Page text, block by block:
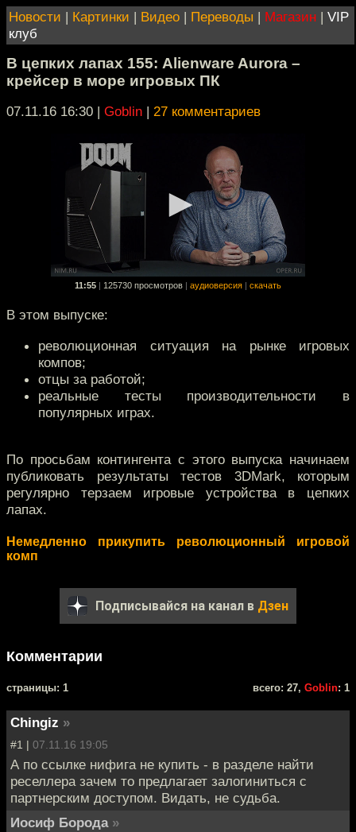
Новости | Картинки | Видео | Переводы | Магазин | VIP
клуб
В цепких лапах 155: Alienware Aurora –
крейсер в море игровых ПК
07.11.16 16:30 | Goblin | 27 комментариев
11:55 125730 просмотров аудиоверсия скачать
В этом выпуске:
революционная ситуация на рынке игровых
компов;
отцы за работой;
реальные тесты производительности в
популярных играх.
По просьбам контингента с этого выпуска начинаем
публиковать результаты тестов 3DMark, которым
регулярно терзаем игровые устройства в цепких
лапах.
Немедленно прикупить революционный игровой
комп
Подписывайся на канал в Дзен
Комментарии
cтраницы: 1 всего: 27, Goblin: 1
Chingiz »
#1 | 07.11.16 19:05
А по ссылке нифига не купить - в разделе найти
реселлера зачем то предлагает залогиниться с
партнерским доступом. Видать, не судьба.
Иосиф Борода »